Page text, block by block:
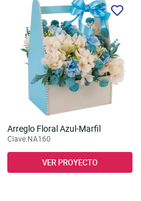
Arreglo Floral Azul-Marfil
Clave:NA160
VER PROYECTO